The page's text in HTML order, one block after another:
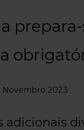
Novembro 2023
adicionais